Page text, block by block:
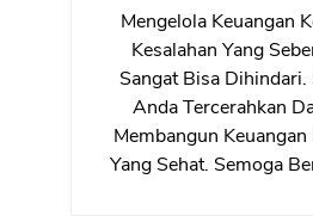
Mengelola Keuangan
Kesalahan Yang
Sangat Bisa Dihindari.
Anda Tercerahkan
Membangun Keuangan
Yang Sehat. Semoga